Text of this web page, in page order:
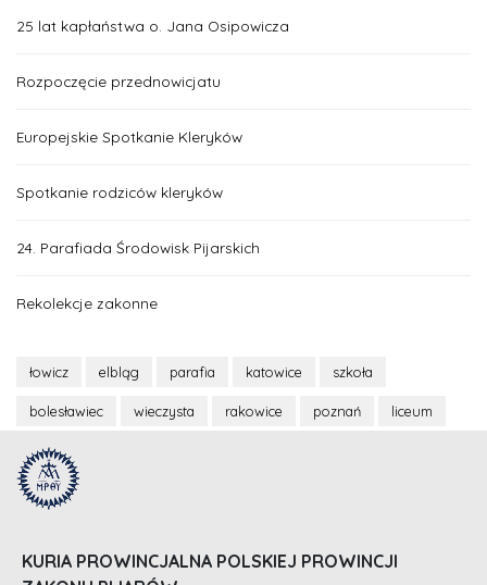
25 lat kapłaństwa o. Jana Osipowicza
Rozpoczęcie przednowicjatu
Europejskie Spotkanie Kleryków
Spotkanie rodziców kleryków
24. Parafiada Środowisk Pijarskich
Rekolekcje zakonne
łowicz elbląg parafia katowice szkoła
bolesławiec wieczysta rakowice poznań liceum
KURIA PROWINCJALNA POLSKIEJ PROWINCJI